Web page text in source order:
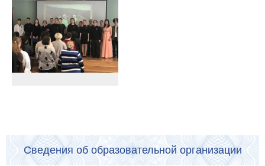
Сведения об образовательной организации